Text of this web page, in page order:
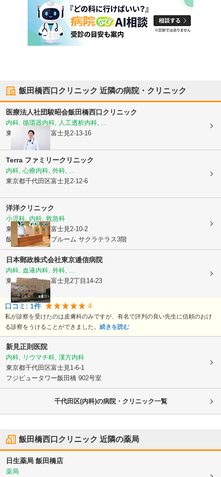
飯田橋西口クリニック 近隣の病院・クリニック
医療法人社団駿昭会飯田橋西口クリニック
内科, 循環器内科, 人工透析内科, ...
東京都千代田区 富士見2-13-16
Terra ファミリークリニック
内科, 心療内科, 外科, ...
東京都千代田区富士見2-12-6
洋洋クリニック
小児科, 内科, 救急科
東京都千代田区 富士見2-10-2
飯田橋グラン・ブルーム サクラテラス3階
日本郵政株式会社東京逓信病院
内科, 血液内科, 外科, ...
東京都千代田区富士見2丁目14-23
口コミ: 1件 4
私が診察を受けたのは皮膚科のみですが、有名で評判の良い先生に信頼のおけ
る診察をうけることができました。 続きを読む
新見正則医院
内科, リウマチ科, 漢方内科
東京都千代田区富士見1-6-1
フジビュータワー飯田橋 902号室
千代田区(内科)の病院・クリニック一覧
飯田橋西口クリニック 近隣の薬局
日生薬局 飯田橋店
薬局